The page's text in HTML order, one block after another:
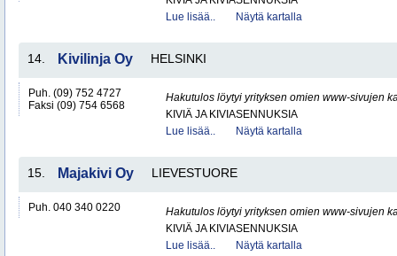
Lue lisää..
Näytä kartalla
14. Kivilinja Oy HELSINKI
Puh. (09) 752 4727
Faksi (09) 754 6568
Hakutulos löytyi yrityksen omien www-sivujen
KIVIÄ JA KIVIASENNUKSIA
Lue lisää..
Näytä kartalla
15. Majakivi Oy LIEVESTUORE
Puh. 040 340 0220
Hakutulos löytyi yrityksen omien www-sivujen
KIVIÄ JA KIVIASENNUKSIA
Lue lisää..
Näytä kartalla